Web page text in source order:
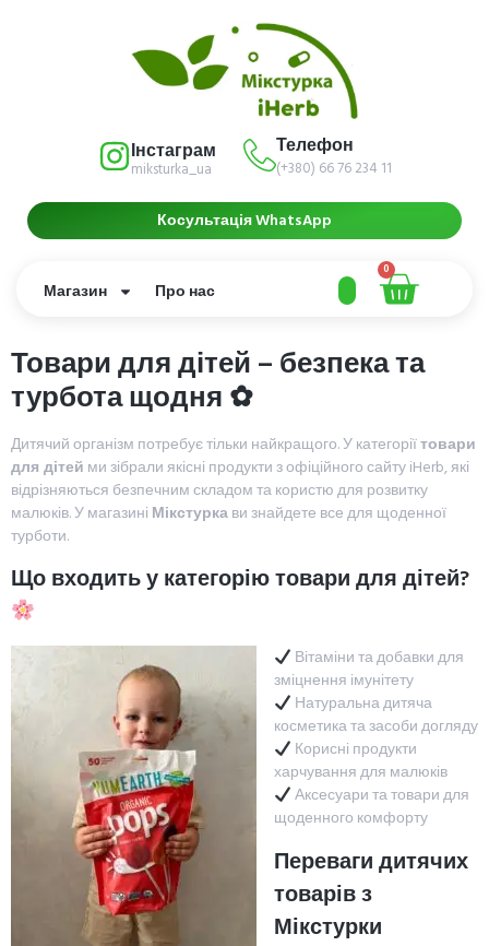
Інстаграм
miksturka_ua
Телефон
(+380) 66 76 234 11
Косультація WhatsApp
Магазин Про нас
0
Товари для дітей – безпека та
турбота щодня ✿
Дитячий організм потребує тільки найкращого. У категоріїтовари
для дітей ми зібрали якісні продукти з офіційного сайту iHerb, які
відрізняються безпечним складом та користю для розвитку
малюків. У магазині Мікстуркави знайдете все для щоденної
турботи.
Що входить у категорію товари для дітей?
Вітаміни та добавки для
зміцнення імунітету
Натуральна дитяча
косметика та засоби догляду
Корисні продукти
харчування для малюків
Аксесуари та товари для
щоденного комфорту
Переваги дитячих
товарів з
Мікстурки